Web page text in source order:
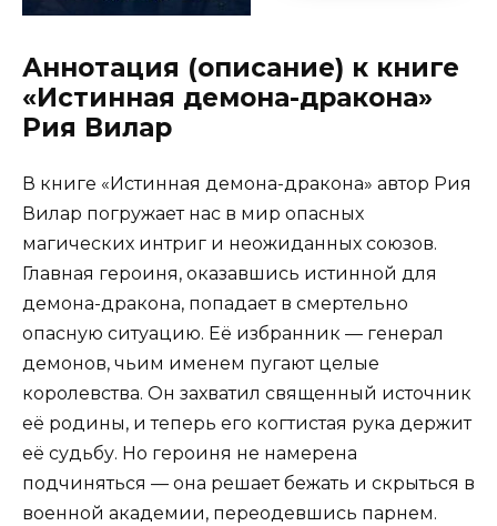
Аннотация (описание) к книге
«Истинная демона-дракона»
Рия Вилар
В книге «Истинная демона-дракона» автор Рия
Вилар погружает нас в мир опасных
магических интриг и неожиданных союзов.
Главная героиня, оказавшись истинной для
демона-дракона, попадает в смертельно
опасную ситуацию. Её избранник — генерал
демонов, чьим именем пугают целые
королевства. Он захватил священный источник
её родины, и теперь его когтистая рука держит
её судьбу. Но героиня не намерена
подчиняться — она решает бежать и скрыться в
военной академии, переодевшись парнем.